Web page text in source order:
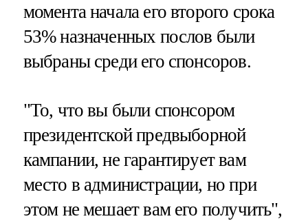
момента начала его второго срока
53% назначенных послов были
выбраны среди его спонсоров.
"То, что вы были спонсором
президентской предвыборной
кампании, не гарантирует вам
место в администрации, но при
этом не мешает вам его получить",